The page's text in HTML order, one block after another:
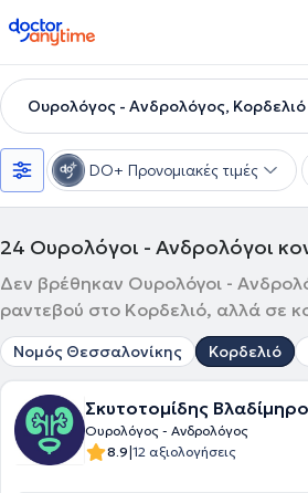
doctoranytime
Ουρολόγος - Ανδρολόγος, Κορδελιό
DO+ Προνομιακές τιμές
24 Ουρολόγοι - Ανδρολόγοι
Δεν βρέθηκαν Ουρολόγοι -
ραντεβού στο Κορδελιό, αλλά σε
Νομός Θεσσαλονίκης Κορδελιό
Σκυτοτομίδης
Ουρολόγος - Ανδρολόγος
8.9|12 αξιολογήσεις